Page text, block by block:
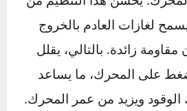
الصوت
يساعد كاتم الصوت في
بحيث لا يحدث ضغط
يحسن هذا التنظيم من